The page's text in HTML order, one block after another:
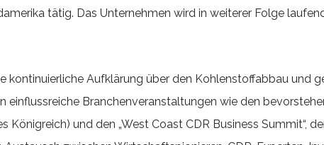
tätig. Das Unternehmen wird in weiterer Folge
kontinuierliche Aufklärung über den Kohlenstoffabbau und
Branchenveranstaltungen wie den
Königreich) und den „West Coast CDR Business Summit“,